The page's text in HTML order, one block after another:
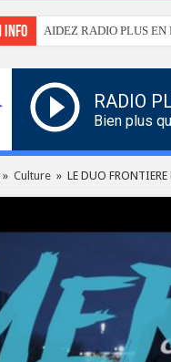
info AIDEZ RADIO PLUS
RADIO
Bien plus
» Culture » LE DUO